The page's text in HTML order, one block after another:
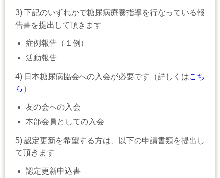
3) 下記のいずれかで糖尿病療養指導を行なっている報
告書を提出して頂きます
症例報告（１例）
活動報告
4) 日本糖尿病協会への入会が必要です（詳しくはこち
ら ）
友の会への入会
本部会員としての入会
5) 認定更新を希望する方は、以下の申請書類を提出し
て頂きます
認定更新申込書